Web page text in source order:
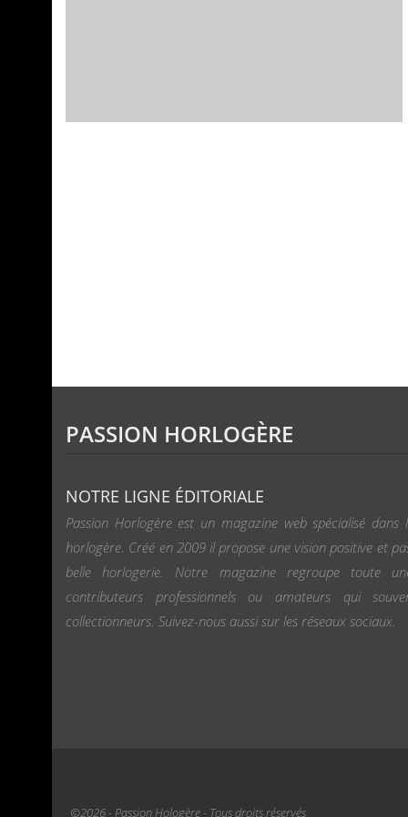
PASSION HORLOGÈRE
NOTRE LIGNE ÉDITORIALE
Passion Horlogère est un magazine web spécialisé dans
horlogère. Créé en 2009 il propose une vision positive et
belle horlogerie. Notre magazine regroupe toute
contributeurs professionnels ou amateurs qui
collectionneurs. Suivez-nous aussi sur les réseaux sociaux.
©2026 - Passion Hologère - Tous droits réservés